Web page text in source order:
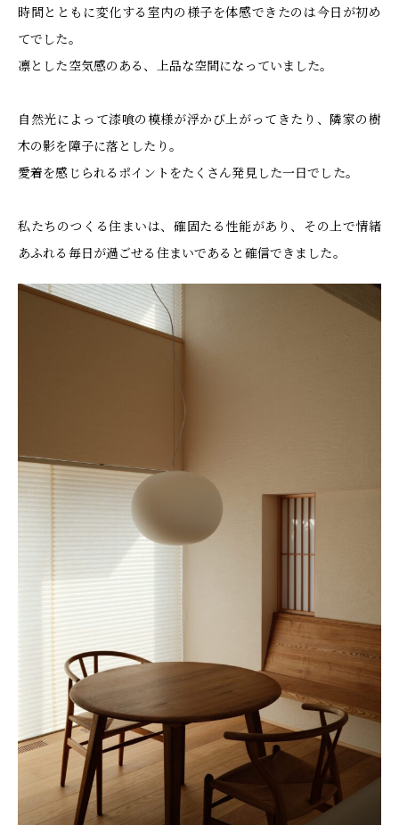
時間とともに変化する室内の様子を体感できたのは今日が初め
てでした。
凛とした空気感のある、上品な空間になっていました。
自然光によって漆喰の模様が浮かび上がってきたり、隣家の樹
木の影を障子に落としたり。
愛着を感じられるポイントをたくさん発見した一日でした。
私たちのつくる住まいは、確固たる性能があり、その上で情緒
あふれる毎日が過ごせる住まいであると確信できました。